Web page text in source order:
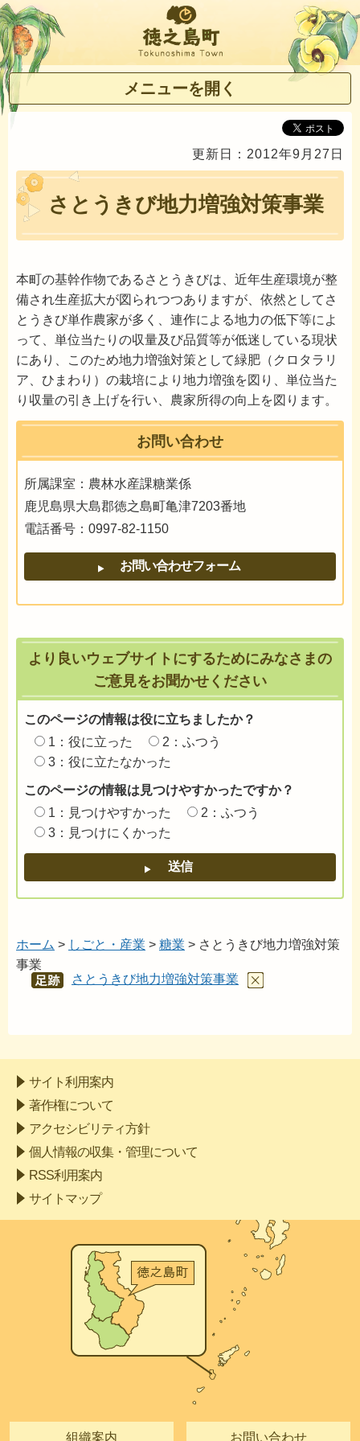
徳之島町
メニューを開く
更新日：2012年9月27日
さとうきび地力増強対策事業
本町の基幹作物であるさとうきびは、近年生産環境が整
備され生産拡大が図られつつありますが、依然としてさ
とうきび単作農家が多く、連作による地力の低下等によ
って、単位当たりの収量及び品質等が低迷している現状
にあり、このため地力増強対策として緑肥（クロタラリ
ア、ひまわり）の栽培により地力増強を図り、単位当た
り収量の引き上げを行い、農家所得の向上を図ります。
お問い合わせ
所属課室：農林水産課糖業係
鹿児島県大島郡徳之島町亀津7203番地
電話番号：0997-82-1150
より良いウェブサイトにするためにみなさまの
ご意見をお聞かせください
このページの情報は役に立ちましたか？
1：役に立った
2：ふつう
3：役に立たなかった
このページの情報は見つけやすかったですか？
1：見つけやすかった
2：ふつう
3：見つけにくかった
ホーム > しごと・産業 > 糖業 > さとうきび地力増強対策
事業
あし
さとうきび地力増強対策事業
サイト利用案内
著作権について
アクセシビリティ方針
個人情報の収集・管理について
RSS利用案内
サイトマップ
組織案内 お問い合わせ